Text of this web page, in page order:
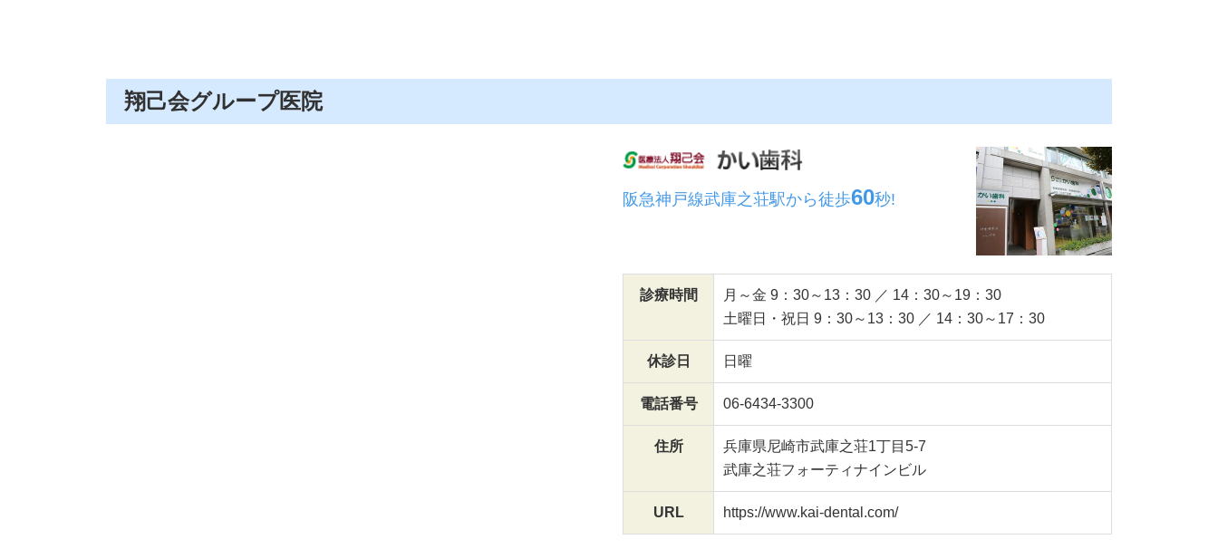
翔己会グループ医院
阪急神戸線武庫之荘駅から徒歩60秒!
診療時間
月～金 9：30～13：30 ／ 14：30～19：30
土曜日・祝日 9：30～13：30 ／ 14：30～17：30
休診日 日曜
電話番号 06-6434-3300
住所
兵庫県尼崎市武庫之荘1丁目5-7
武庫之荘フォーティナインビル
URL https://www.kai-dental.com/